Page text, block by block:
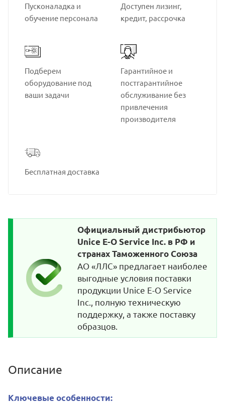
Пусконаладка и
обучение персонала
Доступен лизинг,
кредит, рассрочка
Подберем
оборудование под
ваши задачи
Гарантийное и
постгарантийное
обслуживание без
привлечения
производителя
Бесплатная доставка
Официальный дистрибьютор
Unice E-O Service Inc. в РФ и
странах Таможенного Союза
АО «ЛЛС» предлагает наиболее
выгодные условия поставки
продукции Unice E-O Service
Inc., полную техническую
поддержку, а также поставку
образцов.
Описание
Ключевые особенности: